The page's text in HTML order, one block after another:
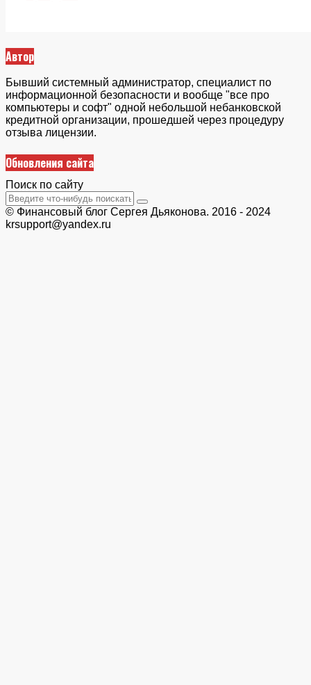
Автор
Бывший системный администратор, специалист по
информационной безопасности и вообще "все про
компьютеры и софт" одной небольшой небанковской
кредитной организации, прошедшей через процедуру
отзыва лицензии.
Обновления сайта
Поиск по сайту
© Финансовый блог Сергея Дьяконова. 2016 - 2024
krsupport@yandex.ru